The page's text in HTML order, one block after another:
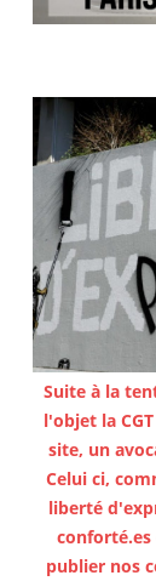
Suite à la
l'objet la
site, un
Celui ci,
liberté
publier nos